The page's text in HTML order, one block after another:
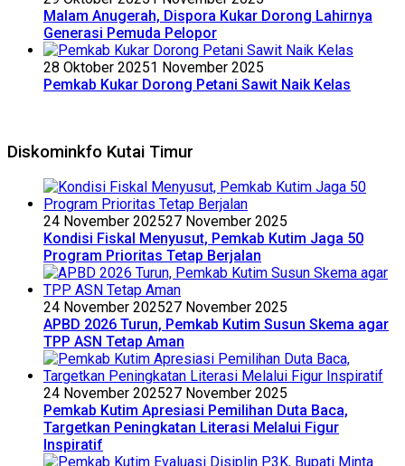
Malam Anugerah, Dispora Kukar Dorong Lahirnya
Generasi Pemuda Pelopor
28 Oktober 20251 November 2025
Pemkab Kukar Dorong Petani Sawit Naik Kelas
Diskominkfo Kutai Timur
24 November 202527 November 2025
Kondisi Fiskal Menyusut, Pemkab Kutim Jaga 50
Program Prioritas Tetap Berjalan
24 November 202527 November 2025
APBD 2026 Turun, Pemkab Kutim Susun Skema agar
TPP ASN Tetap Aman
24 November 202527 November 2025
Pemkab Kutim Apresiasi Pemilihan Duta Baca,
Targetkan Peningkatan Literasi Melalui Figur
Inspiratif